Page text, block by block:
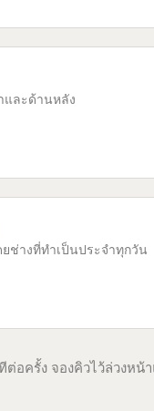
และด้านหลัง
ช่างที่ทำเป็นประจำทุกวัน
อครั้ง จองคิวไว้ล่วงหน้